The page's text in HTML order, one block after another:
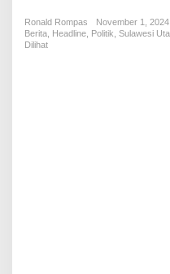
J
e
Ronald Rompas
November 1, 2024
Berita Headline Politik Sulawesi
Dilihat